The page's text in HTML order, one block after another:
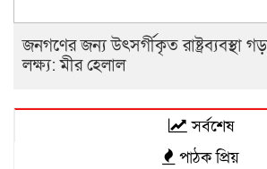
জনগণের জন্য উৎসর্গীকৃত রাষ্ট্রব্যবস্থা
লক্ষ্য: মীর হেলাল
সর্বশেষ
পাঠক প্রিয়